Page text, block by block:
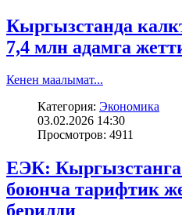
Кыргызстанда
7,4 млн адамга
Кенен маалымат...
Категория: Экономика
03.02.2026 14:30
Просмотров: 4911
ЕЭК:
боюнча тарифтик
берилди